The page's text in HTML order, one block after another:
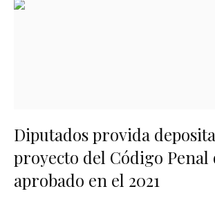
Diputados provida
proyecto del Código Penal
aprobado en el 2021